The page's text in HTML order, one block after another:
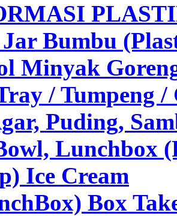
Bumbu
Minyak
/ Tumpeng /
Puding,
Lunchbox
Ice Cream
Box